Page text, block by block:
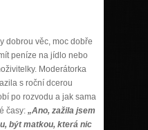
dobrou věc, moc dobře
peníze na jídlo nebo
Moderátorka
s roční dcerou
po rozvodu a jak sama
časy: „Ano, zažila jsem
být matkou, která nic